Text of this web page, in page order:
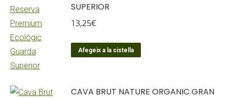
SUPERIOR
13,25€
Afegeix a la cistella
CAVA BRUT NATURE ORGANIC GRAN